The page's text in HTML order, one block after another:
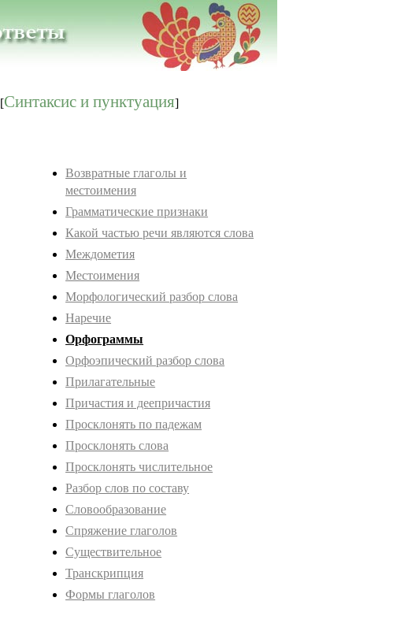
[Синтаксис и пунктуация]
Возвратные глаголы и
местоимения
Грамматические признаки
Какой частью речи являются слова
Междометия
Местоимения
Морфологический разбор слова
Наречие
Орфограммы
Орфоэпический разбор слова
Прилагательные
Причастия и деепричастия
Просклонять по падежам
Просклонять слова
Просклонять числительное
Разбор слов по составу
Словообразование
Спряжение глаголов
Существительное
Транскрипция
Формы глаголов